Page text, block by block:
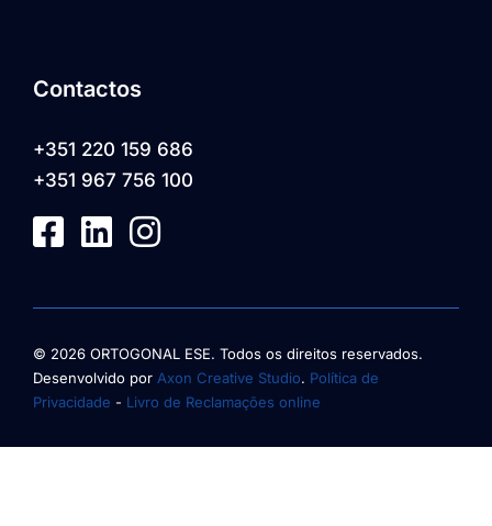
Contactos
+351 220 159 686
+351 967 756 100
© 2026 ORTOGONAL ESE. Todos os direitos reservados.
Desenvolvido por Axon Creative Studio. Política de
Privacidade - Livro de Reclamações online